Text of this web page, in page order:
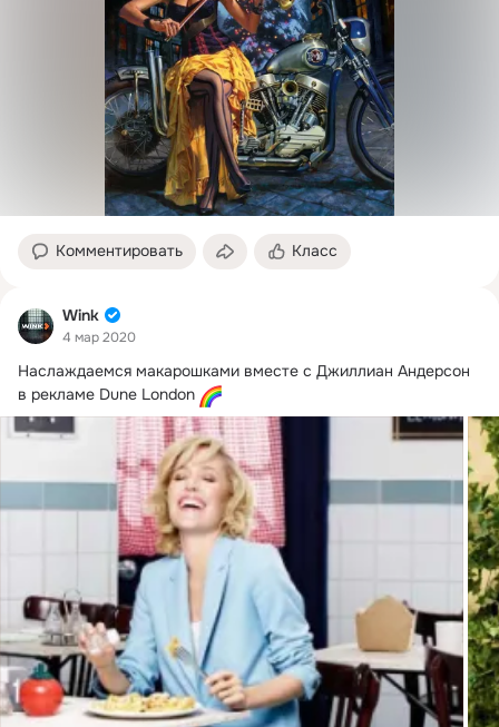
Комментировать Класс
Wink
4 мар 2020
Наслаждаемся макарошками вместе с Джиллиан Андерсон
в рекламе Dune London